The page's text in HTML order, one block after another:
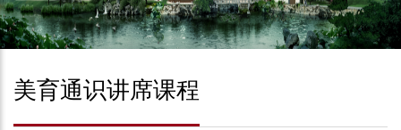
美育通识讲席课程